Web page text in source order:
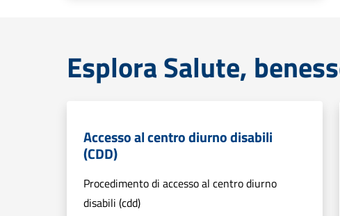
Esplora Salute,
Accesso al centro diurno disabili
(CDD)
Procedimento di accesso al centro diurno
disabili (cdd)